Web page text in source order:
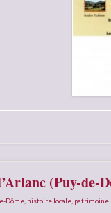
(Puy-de-
Dôme histoire locale patrimoine